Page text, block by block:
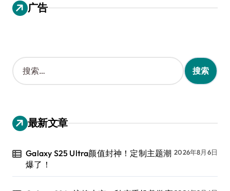
广告
搜
索
：
最新文章
Galaxy S25 Ultra颜值封神！定制主题潮
爆了！
2026年8月6日